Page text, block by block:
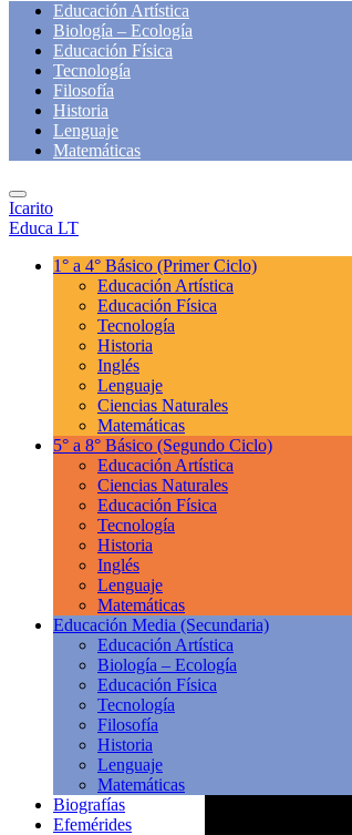
Educación Artística
Biología – Ecología
Educación Física
Tecnología
Filosofía
Historia
Lenguaje
Matemáticas
Icarito
Educa LT
1° a 4° Básico (Primer Ciclo)
Educación Artística
Educación Física
Tecnología
Historia
Inglés
Lenguaje
Ciencias Naturales
Matemáticas
5° a 8° Básico (Segundo Ciclo)
Educación Artística
Ciencias Naturales
Educación Física
Tecnología
Historia
Inglés
Lenguaje
Matemáticas
Educación Media (Secundaria)
Educación Artística
Biología – Ecología
Educación Física
Tecnología
Filosofía
Historia
Lenguaje
Matemáticas
Biografías
Efemérides